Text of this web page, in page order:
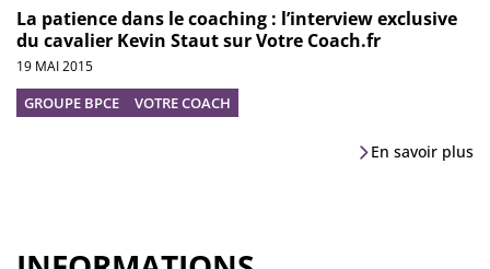
La patience dans le coaching : l’interview exclusive
du cavalier Kevin Staut sur Votre Coach.fr
19 MAI 2015
GROUPE BPCE VOTRE COACH
En savoir plus